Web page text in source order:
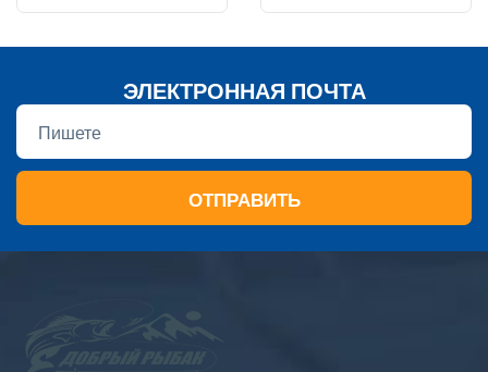
ЭЛЕКТРОННАЯ ПОЧТА
ОТПРАВИТЬ